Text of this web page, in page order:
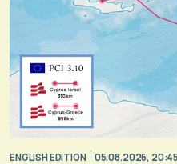
ENGLISH EDITION 05.08.2026, 20:45